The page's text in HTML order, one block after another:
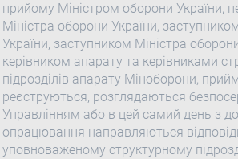
прийому Міністром оборони України,
Міністра оборони України,
України, заступником Міністра
керівником апарату та керівниками
підрозділів апарату Міноборони,
реєструються, розглядаються
Управлінням або в цей самий день з
опрацювання направляються
уповноваженому структурному